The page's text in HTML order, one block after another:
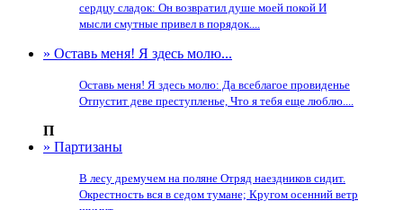
сердцу сладок: Он возвратил душе моей покой И
мысли смутные привел в порядок....
» Оставь меня! Я здесь молю...
Оставь меня! Я здесь молю: Да всеблагое провиденье
Отпустит деве преступленье, Что я тебя еще люблю....
П
» Партизаны
В лесу дремучем на поляне Отряд наездников сидит.
Окрестность вся в седом тумане; Кругом осенний ветр